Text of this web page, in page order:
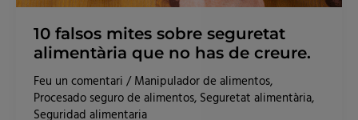
10 falsos mites sobre seguretat
alimentària que no has de creure.
Feu un comentari / Manipulador de alimentos,
Procesado seguro de alimentos, Seguretat alimentària,
Seguridad alimentaria